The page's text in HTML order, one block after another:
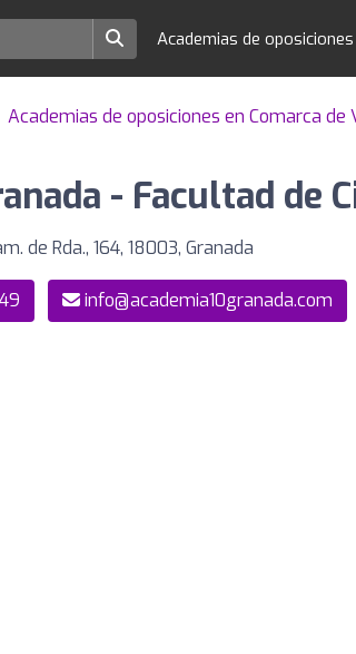
Academias de
Academias de oposiciones en Comarca de
- Facultad de
de Rda., 164, 18003, Granada
info@academia10granada.com